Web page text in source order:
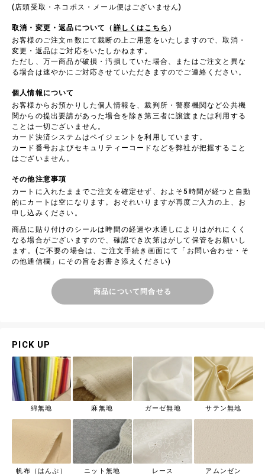
(店頭受取・ネコポス・メール便はございません)
取消・変更・返品について（ 詳しくはこちら ）
お客様のご注文ｍ数にて裁断の上ご用意をいたしますので、取消・
変更・返品はご対応をいたしかねます。
ただし、万一商品が破損・汚損していた場合、またはご注文と異な
る場合は速やかにご対応させていただきますのでご連絡ください。
個人情報について
お客様からお預かりした個人情報を、裁判所・警察機関など公共機
関からの提出要請があった場合を除き第三者に譲渡または利用する
ことは一切ございません。
カード決済システムはペイジェントを利用しています。
カード番号およびセキュリティーコードなどを弊社が把握すること
はございません。
その他注意事項
カートに入れたままでご注文を確定せず、およそ5時間が経つと自動
的にカートは空になります。おそれいりますが再度ご入力の上、お
申し込みください。
商品に貼り付けのシールは時間の経過や水通しによりはがれにくく
なる場合がございますので、確認でき次第はがして保管をお願いし
ます。(ご不要の場合は、ご注文手続き画面にて「お問い合わせ・そ
の他通信欄」にその旨をお書き添えください)
商品について問合せる
PICK UP
綿無地 麻無地 ガーゼ無地 サテン無地
帆布（はんぷ） ニット無地 レース アムンゼン